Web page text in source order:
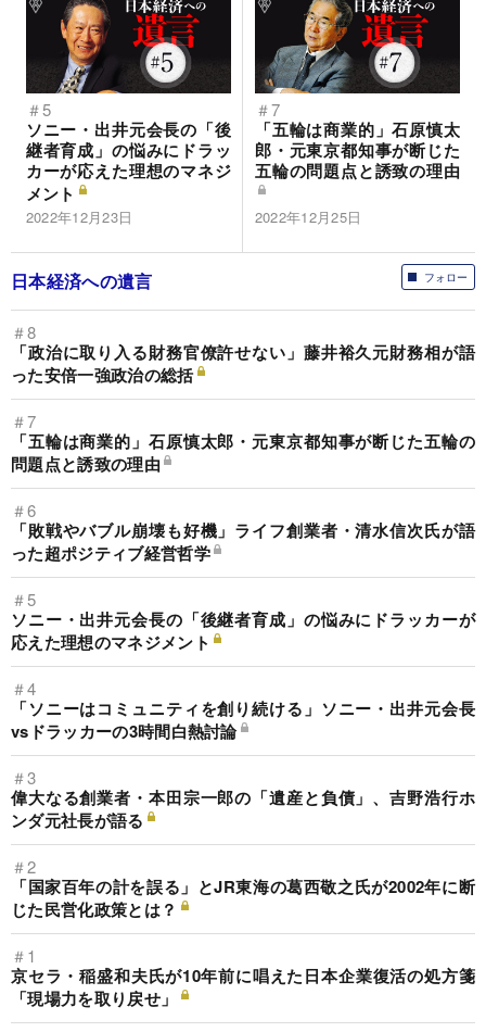
＃5
ソニー・出井元会長の「後
継者育成」の悩みにドラッ
カーが応えた理想のマネジ
メント
2022年12月23日
＃7
「五輪は商業的」石原慎太
郎・元東京都知事が断じた
五輪の問題点と誘致の理由
2022年12月25日
フォロー
日本経済への遺言
＃8
「政治に取り入る財務官僚許せない」藤井裕久元財務相が語
った安倍一強政治の総括
＃7
「五輪は商業的」石原慎太郎・元東京都知事が断じた五輪の
問題点と誘致の理由
＃6
「敗戦やバブル崩壊も好機」ライフ創業者・清水信次氏が語
った超ポジティブ経営哲学
＃5
ソニー・出井元会長の「後継者育成」の悩みにドラッカーが
応えた理想のマネジメント
＃4
「ソニーはコミュニティを創り続ける」ソニー・出井元会長
vsドラッカーの3時間白熱討論
＃3
偉大なる創業者・本田宗一郎の「遺産と負債」、吉野浩行ホ
ンダ元社長が語る
＃2
「国家百年の計を誤る」とJR東海の葛西敬之氏が2002年に断
じた民営化政策とは？
＃1
京セラ・稲盛和夫氏が10年前に唱えた日本企業復活の処方箋
「現場力を取り戻せ」